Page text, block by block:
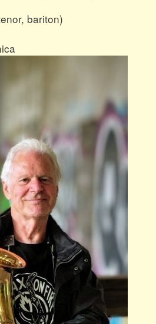
bariton)